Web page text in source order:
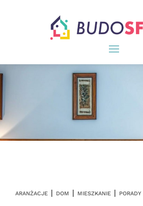
ARANŻACJE | DOM | MIESZKANIE | PORADY